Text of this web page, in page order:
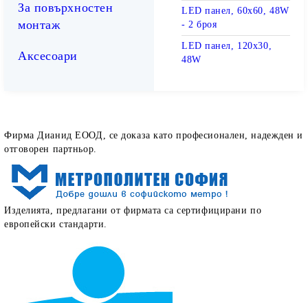
За повърхностен
монтаж
Аксесоари
LED панел, 60х60, 48W
- 2 броя
LED панел, 120х30,
48W
Фирма Дианид ЕООД, се доказа като професионален, надежден и
отговорен партньор.
Изделията, предлагани от фирмата са сертифицирани по
европейски стандарти.